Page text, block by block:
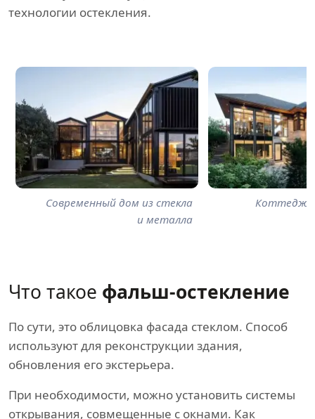
технологии остекления.
Современный дом из стекла
и металла
Коттедж
Что такое фальш-остекление
По сути, это облицовка фасада стеклом. Способ
используют для реконструкции здания,
обновления его экстерьера.
При необходимости, можно установить системы
открывания, совмещенные с окнами. Как